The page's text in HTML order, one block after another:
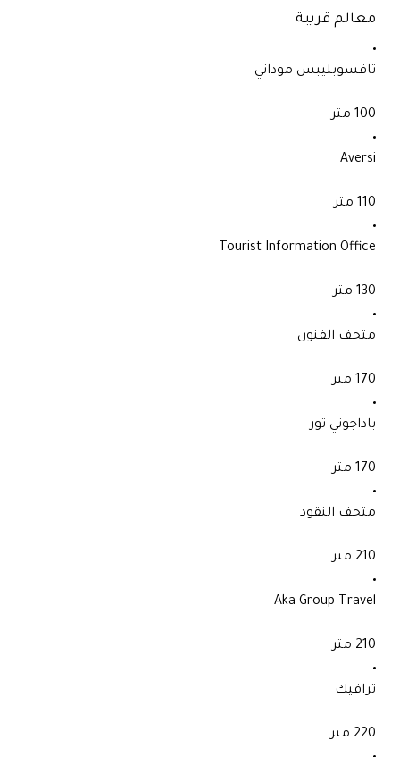
معالم قريبة
تافسوبليبس موداني
100 متر
Aversi
110 متر
Tourist Information Office
130 متر
متحف الفنون
170 متر
باداجوني تور
170 متر
متحف النقود
210 متر
Aka Group Travel
210 متر
ترافيك
220 متر